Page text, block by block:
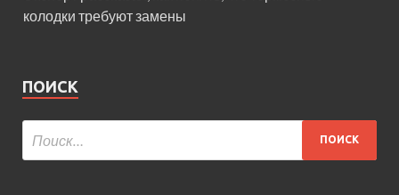
колодки требуют замены
ПОИСК